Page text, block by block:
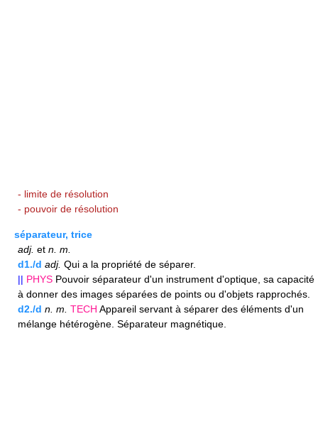
- limite de résolution
- pouvoir de résolution
séparateur, trice
adj. et n. m.
d1./d adj. Qui a la propriété de séparer.
|| PHYS Pouvoir séparateur d'un instrument d'optique, sa capacité
à donner des images séparées de points ou d'objets rapprochés.
d2./d n. m. TECH Appareil servant à séparer des éléments d'un
mélange hétérogène. Séparateur magnétique.